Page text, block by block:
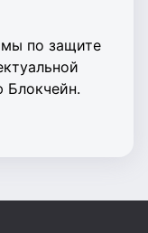
по защите
Блокчейн.